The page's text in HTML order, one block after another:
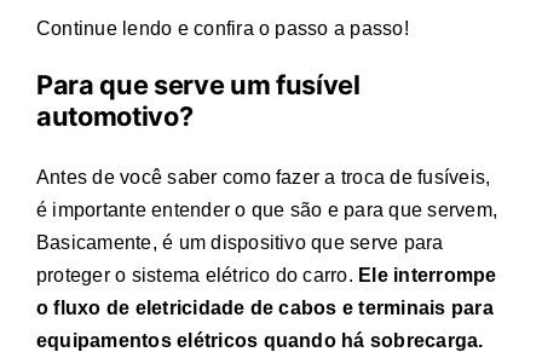
Continue lendo e confira o passo a passo!
Para que serve um fusível
automotivo?
Antes de você saber como fazer a troca de fusíveis,
é importante entender o que são e para que servem,
Basicamente, é um dispositivo que serve para
proteger o sistema elétrico do carro. Ele interrompe
o fluxo de eletricidade de cabos e terminais para
equipamentos elétricos quando há sobrecarga.